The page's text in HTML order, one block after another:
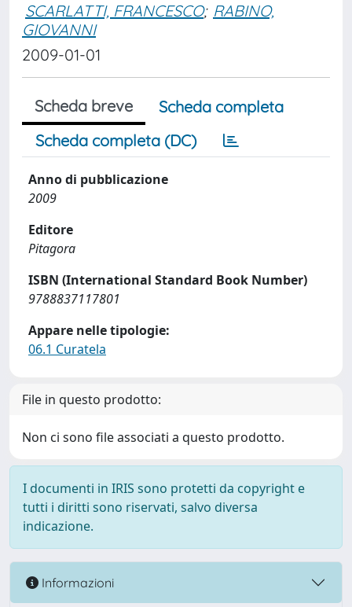
SCARLATTI, FRANCESCO; RABINO,
GIOVANNI
2009-01-01
Scheda breve
Scheda completa
Scheda completa (DC)
Anno di pubblicazione
2009
Editore
Pitagora
ISBN (International Standard Book Number)
9788837117801
Appare nelle tipologie:
06.1 Curatela
File in questo prodotto:
Non ci sono file associati a questo prodotto.
I documenti in IRIS sono protetti da copyright e
tutti i diritti sono riservati, salvo diversa
indicazione.
Informazioni